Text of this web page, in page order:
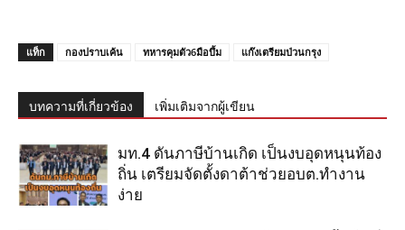
แท็ก กองปราบเค้น ทหารคุมตัว6มือบึ้ม แก๊งเตรียมป่วนกรุง
บทความที่เกี่ยวข้อง เพิ่มเติมจากผู้เขียน
มท.4 ดันภาษีบ้านเกิด เป็นงบอุดหนุนท้อง
ถิ่น เตรียมจัดตั้งดาต้าช่วยอบต.ทำงาน
ง่าย